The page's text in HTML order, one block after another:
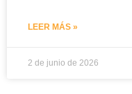
LEER MÁS »
2 de junio de 2026